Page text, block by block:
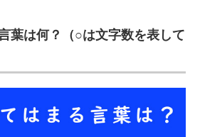
イト
イト
葉は何？（○は文字数を表して